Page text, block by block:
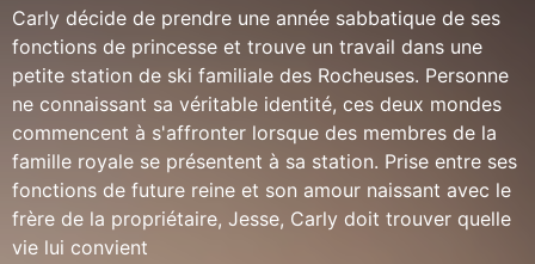
Carly décide de prendre une année sabbatique de ses
fonctions de princesse et trouve un travail dans une
petite station de ski familiale des Rocheuses. Personne
ne connaissant sa véritable identité, ces deux mondes
commencent à s'affronter lorsque des membres de la
famille royale se présentent à sa station. Prise entre ses
fonctions de future reine et son amour naissant avec le
frère de la propriétaire, Jesse, Carly doit trouver quelle
vie lui convient